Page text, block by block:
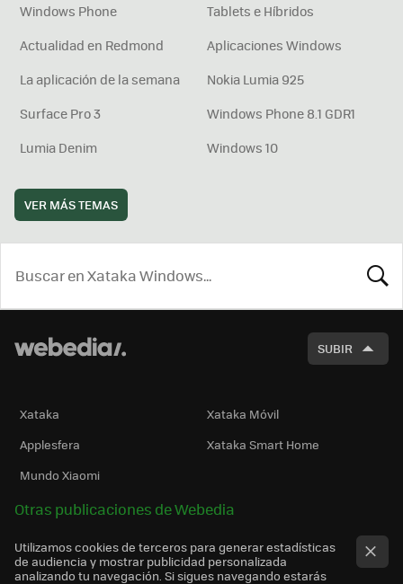
Windows Phone
Tablets e Híbridos
Actualidad en Redmond
Aplicaciones Windows
La aplicación de la semana
Nokia Lumia 925
Surface Pro 3
Windows Phone 8.1 GDR1
Lumia Denim
Windows 10
VER MÁS TEMAS
SUBIR
Xataka
Xataka Móvil
Applesfera
Xataka Smart Home
Mundo Xiaomi
Otras publicaciones de Webedia
Utilizamos cookies de terceros para generar estadísticas
de audiencia y mostrar publicidad personalizada
analizando tu navegación. Si sigues navegando estarás